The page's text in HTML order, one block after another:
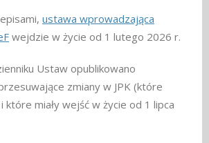
ustawa wprowadzająca
wejdzie w życie od 1 lutego 2026 r.
Ustaw opublikowano
zmiany w JPK (które
miały wejść w życie od 1 lipca